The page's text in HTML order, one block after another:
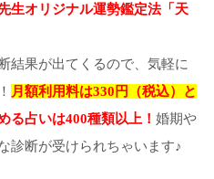
生オリジナル運勢鑑定法「天
結果が出てくるので、気軽に
月額利用料は330円（税込）と
る占いは400種類以上！ 婚期や
診断が受けられちゃいます♪